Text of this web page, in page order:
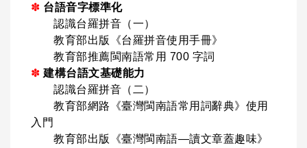
✽ 台語音字標準化
認識台羅拼音（一）
教育部出版《台羅拼音使用手冊》
教育部推薦閩南語常用 700 字詞
✽ 建構台語文基礎能力
認識台羅拼音（二）
教育部網路《臺灣閩南語常用詞辭典》使用
入門
教育部出版《臺灣閩南語—讀文章蓋趣味》